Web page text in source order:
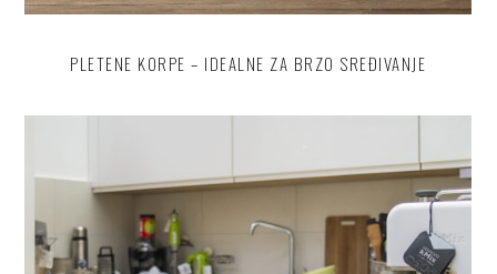
PLETENE KORPE – IDEALNE ZA BRZO SREĐIVANJE